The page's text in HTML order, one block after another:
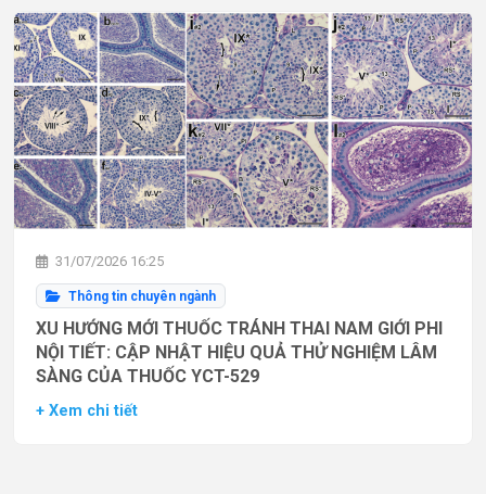
31/07/2026 16:25
Thông tin chuyên ngành
XU HƯỚNG MỚI THUỐC TRÁNH THAI NAM GIỚI PHI
NỘI TIẾT: CẬP NHẬT HIỆU QUẢ THỬ NGHIỆM LÂM
SÀNG CỦA THUỐC YCT-529
+ Xem chi tiết